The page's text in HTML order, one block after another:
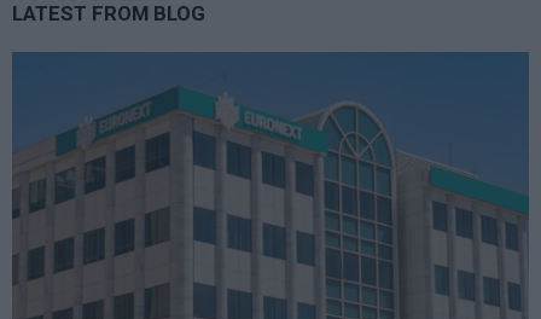
LATEST FROM BLOG